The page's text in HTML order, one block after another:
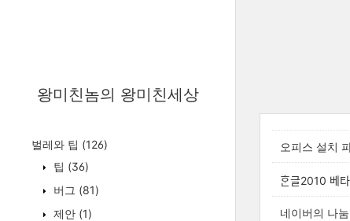
왕미친놈의 왕미친세상
벌레와 팁 (126)
팁 (36)
버그 (81)
제안 (1)
오피스 설치
ᄒᆞᆫ글2010
네이버의 나